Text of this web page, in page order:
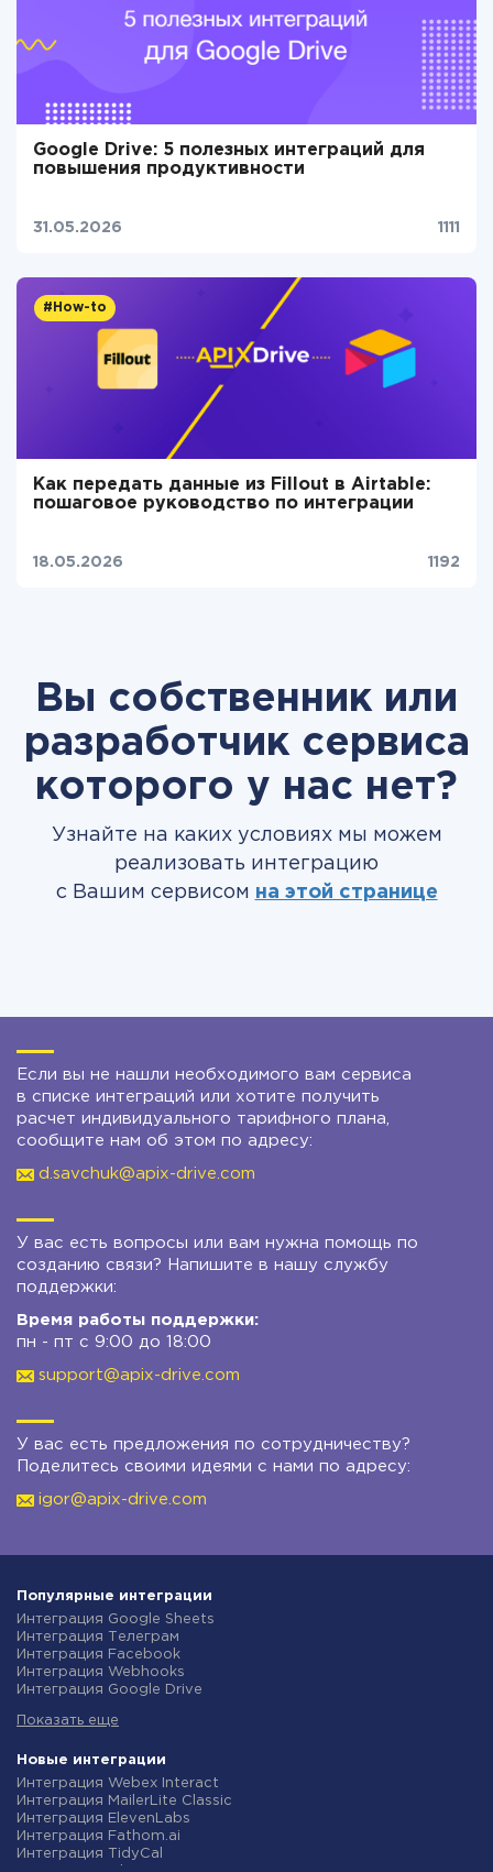
Google Drive: 5 полезных интеграций для
повышения продуктивности
31.05.2026 1111
#How-to
Как передать данные из Fillout в Airtable:
пошаговое руководство по интеграции
18.05.2026 1192
Вы собственник или
разработчик сервиса
которого у нас нет?
Узнайте на каких условиях мы можем
реализовать интеграцию
с Вашим сервисом на этой странице
Если вы не нашли необходимого вам сервиса
в списке интеграций или хотите получить
расчет индивидуального тарифного плана,
сообщите нам об этом по адресу:
d.savchuk@apix-drive.com
У вас есть вопросы или вам нужна помощь по
созданию связи? Напишите в нашу службу
поддержки:
Время работы поддержки:
пн - пт с 9:00 до 18:00
support@apix-drive.com
У вас есть предложения по сотрудничеству?
Поделитесь своими идеями с нами по адресу:
igor@apix-drive.com
Популярные интеграции
Интеграция Google Sheets
Интеграция Телеграм
Интеграция Facebook
Интеграция Webhooks
Интеграция Google Drive
Интеграция Gmail
Интеграция Новая Почта
Интеграция Binotel
Интеграция OpenAI (ChatGPT)
Интеграция Prom
Интеграция Приват24
Интеграция OLX
Интеграция TurboSMS
Показать еще
Новые интеграции
Интеграция Webex Interact
Интеграция MailerLite Classic
Интеграция ElevenLabs
Интеграция Fathom.ai
Интеграция TidyCal